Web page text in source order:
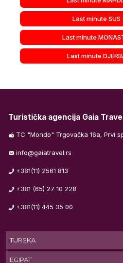
Last minute SUS
Last minute
Last minute
Turistička agencija Gaia
TC "Mondo" Trgovačka 16a, Prvi
info@gaiatravel.rs
+381(11) 2561 813
+381 (65) 27 10 228
+381(11) 445 35 00
TURSKA
EGIPAT